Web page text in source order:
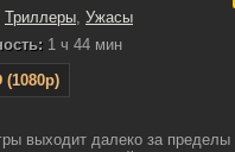
Триллеры, Ужасы
1 ч 44 мин
(1080p)
выходит далеко за пределы